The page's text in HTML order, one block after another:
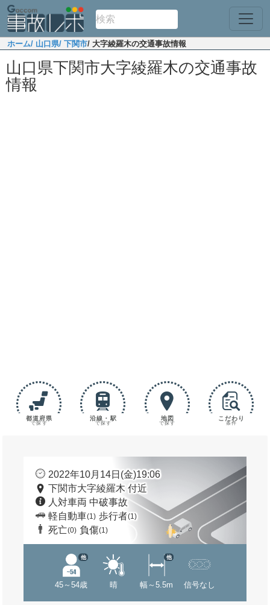
ホーム/ 山口県/ 下関市/ 大字綾羅木の交通事故情報
山口県下関市大字綾羅木の交通事故
情報
都道府県
で探す
沿線・駅
で探す
地図
で探す
こだわり
条件
2022年10月14日(金)19:06
下関市大字綾羅木 付近
人対車両 中破事故
軽自動車(1) 歩行者(1)
死亡(0) 負傷(1)
45～54歳
他
晴 幅～5.5m
他
信号なし